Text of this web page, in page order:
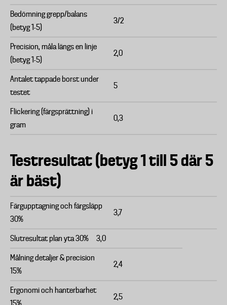
Bedömning grepp/balans
(betyg 1-5)
3/2
Precision, måla längs en linje
(betyg 1-5)
2,0
Antalet tappade borst under
testet
5
Flickering (färgsprättning) i
gram
0,3
Testresultat (betyg 1 till 5 där 5
är bäst)
Färgupptagning och färgsläpp
30%
3,7
Slutresultat plan yta 30% 3,0
Målning detaljer & precision
15%
2,4
Ergonomi och hanterbarhet
2,5